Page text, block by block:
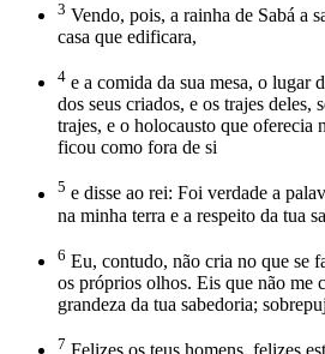
3 Vendo, pois, a rainha de Sabá a
casa que edificara,
4 e a comida da sua mesa, o lugar
dos seus criados, e os trajes deles,
trajes, e o holocausto que oferecia
ficou como fora de si
5 e disse ao rei: Foi verdade a
na minha terra e a respeito da tua
6 Eu, contudo, não cria no que se
os próprios olhos. Eis que não me
grandeza da tua sabedoria;
7